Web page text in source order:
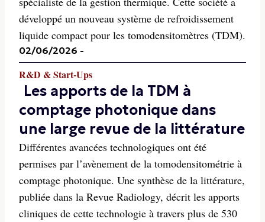
développé un nouveau système de refroidissement
liquide compact pour les tomodensitomètres (TDM).
02/06/2026 -
R&D & Start-Ups
Les apports de la TDM à
comptage photonique dans
une large revue de la littérature
Différentes avancées technologiques ont été
permises par l’avènement de la tomodensitométrie à
comptage photonique. Une synthèse de la littérature,
publiée dans la Revue Radiology, décrit les apports
cliniques de cette technologie à travers plus de 530